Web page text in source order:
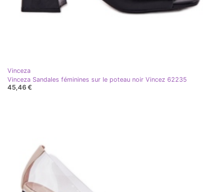
Vinceza
Vinceza Sandales féminines sur le poteau noir Vincez 62235
45,46 €